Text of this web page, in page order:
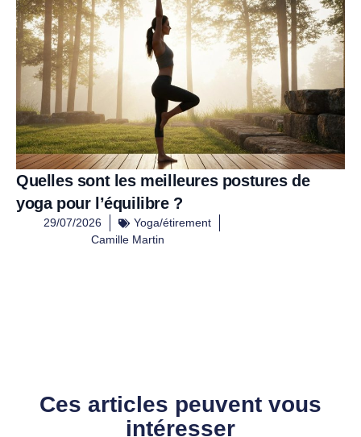
Quelles sont les meilleures postures de
yoga pour l’équilibre ?
29/07/2026
Yoga/étirement
Camille Martin
Ces articles peuvent vous
intéresser